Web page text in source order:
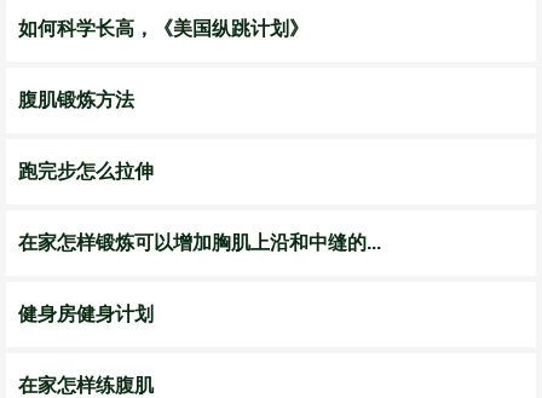
如何科学长高，《美国纵跳计划》
腹肌锻炼方法
跑完步怎么拉伸
在家怎样锻炼可以增加胸肌上沿和中缝的...
健身房健身计划
在家怎样练腹肌